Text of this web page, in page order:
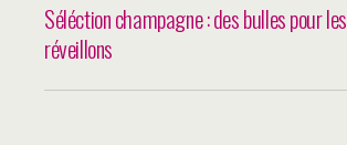
Séléction champagne : des bulles pour les
réveillons